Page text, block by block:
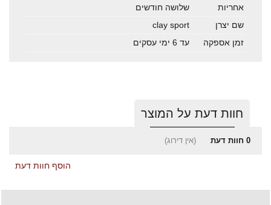
אחריות
שלושה חודשים
שם יצרן
clay sport
זמן אספקה
עד 6 ימי עסקים
חוות דעת על המוצר
0 חוות דעת (אין דירוג)
הוסף חוות דעת